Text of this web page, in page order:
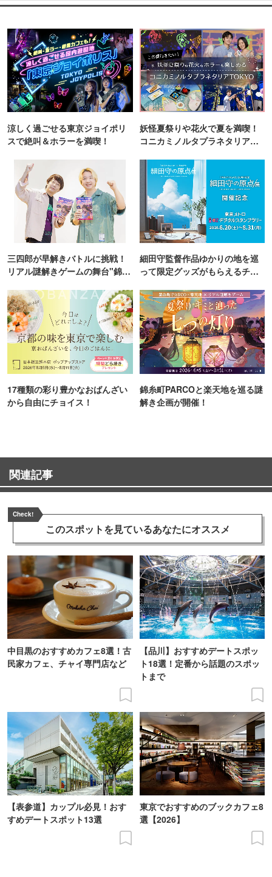
涼しく過ごせる東京ジョイポリ
スで絶叫＆ホラーを満喫！
妖怪夏祭りや花火で夏を満喫！
コニカミノルタプラネタリア
三四郎が早解きバトルに挑戦！
リアル謎解きゲームの舞台"錦糸
細田守監督作品ゆかりの地を巡
って限定グッズがもらえるチャ
17種類の彩り豊かなおばんざい
から自由にチョイス！
錦糸町PARCOと楽天地を巡る謎
解き企画が開催！
関連記事
Check!
このスポットを見ているあなたにオススメ
中目黒のおすすめカフェ8選！古
民家カフェ、チャイ専門店など
【品川】おすすめデートスポッ
ト18選！定番から話題のスポッ
トまで
【表参道】カップル必見！おす
すめデートスポット13選
東京でおすすめのブックカフェ8
選【2026】